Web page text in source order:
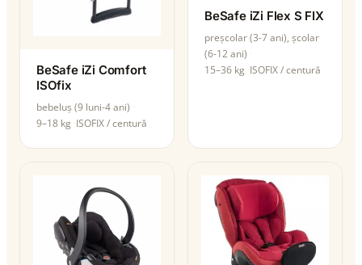
BeSafe iZi Comfort
ISOfix
bebeluș (9 luni-4 ani)
9–18 kg ISOFIX / centură
BeSafe iZi Flex S FIX
preșcolar (3-7 ani), școlar
(6-12 ani)
15–36 kg ISOFIX / centură